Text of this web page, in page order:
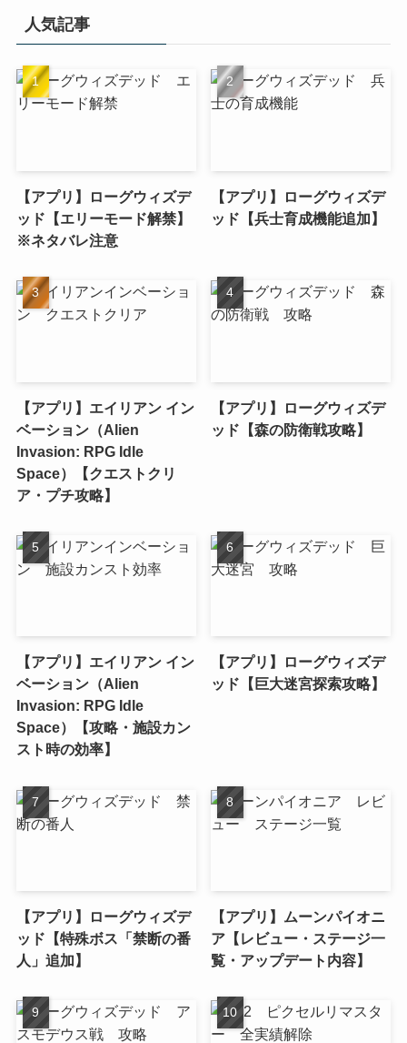
人気記事
【アプリ】ローグウィズデ
ッド【エリーモード解禁】
※ネタバレ注意
【アプリ】ローグウィズデ
ッド【兵士育成機能追加】
【アプリ】エイリアン イン
ベーション（Alien
Invasion: RPG Idle
Space）【クエストクリ
ア・プチ攻略】
【アプリ】ローグウィズデ
ッド【森の防衛戦攻略】
【アプリ】エイリアン イン
ベーション（Alien
Invasion: RPG Idle
Space）【攻略・施設カン
スト時の効率】
【アプリ】ローグウィズデ
ッド【巨大迷宮探索攻略】
【アプリ】ローグウィズデ
ッド【特殊ボス「禁断の番
人」追加】
【アプリ】ムーンパイオニ
ア【レビュー・ステージ一
覧・アップデート内容】